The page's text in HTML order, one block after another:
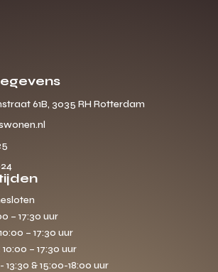
61B, 3035 RH Rotterdam
– 17:30 uur
10:00 – 17:30 uur
10:00 – 17:30 uur
- 13:30 & 15:00-18:00 uur